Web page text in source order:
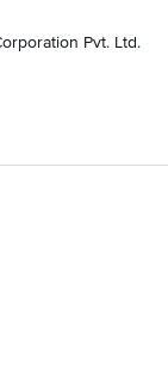
for
Pvt. Ltd.